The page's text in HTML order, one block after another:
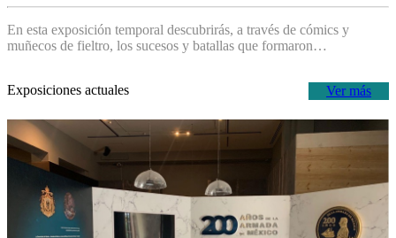
En esta exposición temporal descubrirás, a través de cómics y
muñecos de fieltro, los sucesos y batallas que formaron…
Ver más
Exposiciones actuales